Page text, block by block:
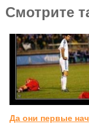
Смотрите
Да они первые